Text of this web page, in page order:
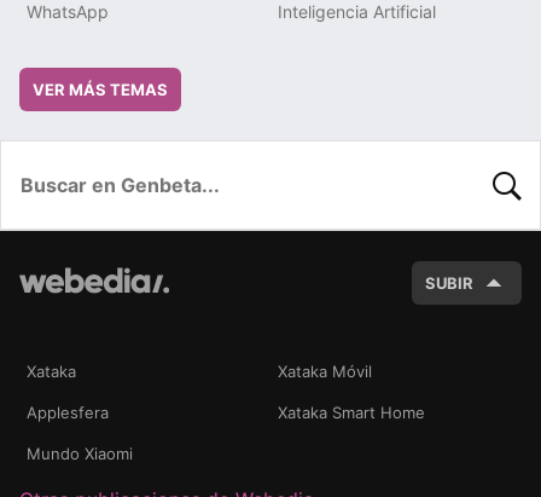
WhatsApp Inteligencia Artificial
VER MÁS TEMAS
SUBIR
Xataka Xataka Móvil
Applesfera Xataka Smart Home
Mundo Xiaomi